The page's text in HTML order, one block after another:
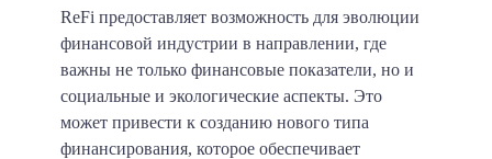
ReFi предоставляет возможность для эволюции
финансовой индустрии в направлении, где
важны не только финансовые показатели, но и
социальные и экологические аспекты. Это
может привести к созданию нового типа
финансирования, которое обеспечивает